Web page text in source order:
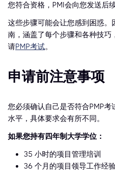
您符合资格，PMI会向您发送后
这些步骤可能会让您感到困惑。
南，涵盖了每个步骤和各种技巧
请PMP考试。
申请前注意事项
您必须确认自己是否符合PMP
水平，具体要求会有所不同。
如果您持有四年制大学学位：
35 小时的项目管理培训
36 个月的项目领导工作经